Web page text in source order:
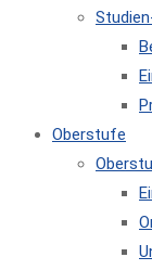
Oberstufe